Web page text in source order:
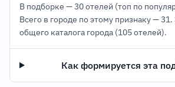
В подборке — 30 отелей (топ по
Всего в городе по этому признаку — 31.
общего каталога города (105 отелей).
Как формируется эта